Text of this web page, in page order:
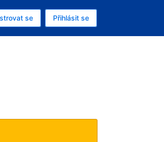
dolar
V češtině
se Přihlásit se